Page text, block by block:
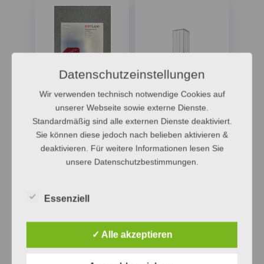
Esylux Funk
Rauchmelder
92,00
€
Ursprünglicher Preis war: 92,00 €
55,00 Aktueller Preis ist: 55,00 €.
→
concept 100
Eckdusche
Gleittuer 3-teilig
561,00
Ursprünglicher Preis war:
249,99 Aktueller Preis ist:
→
Eckeinstieg m.GT
Datenschutzeinstellungen
Wir verwenden technisch notwendige Cookies auf
unserer Webseite sowie externe Dienste.
Standardmäßig sind alle externen Dienste deaktiviert.
Sie können diese jedoch nach belieben aktivieren &
deaktivieren. Für weitere Informationen lesen Sie
unsere Datenschutzbestimmungen.
Essenziell
✓ Alle akzeptieren